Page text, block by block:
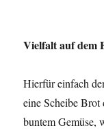
Vielfalt auf dem
Hierfür einfach
eine Scheibe Brot
buntem Gemüse,